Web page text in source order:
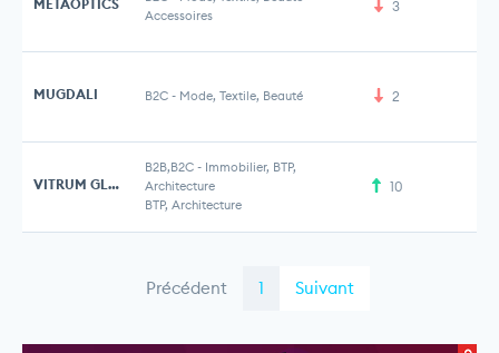
METAOPTICS
Accessoires
3
MUGDALI B2C - Mode, Textile, Beauté 2
VITRUM GLASS
B2B,B2C - Immobilier, BTP,
Architecture
BTP, Architecture
10
Précédent 1 Suivant